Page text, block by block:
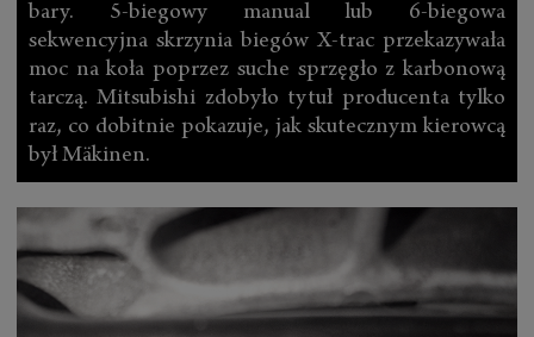
bary. 5-biegowy manual lub 6-biegowa
sekwencyjna skrzynia biegów X-trac przekazywała
moc na koła poprzez suche sprzęgło z karbonową
tarczą. Mitsubishi zdobyło tytuł producenta tylko
raz, co dobitnie pokazuje, jak skutecznym kierowcą
był Mäkinen.